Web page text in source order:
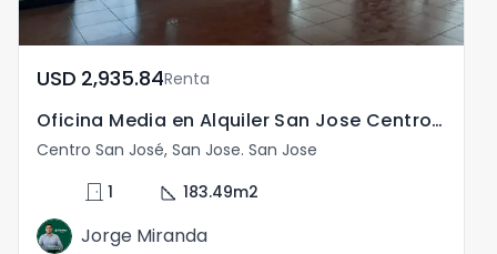
USD	2,935.84Renta
Oficina Media en Alquiler San Jose Centro Paseo Colon
Centro San José, San Jose. San Jose
door_front 1 square_foot 183.49m2
Jorge Miranda